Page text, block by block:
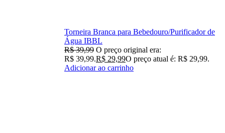
Torneira Branca para Bebedouro/Purificador de
Água IBBL
R$39,99 O preço original era:
R$ 39,99.R$ 29,99O preço atual é: R$ 29,99.
Adicionar ao carrinho